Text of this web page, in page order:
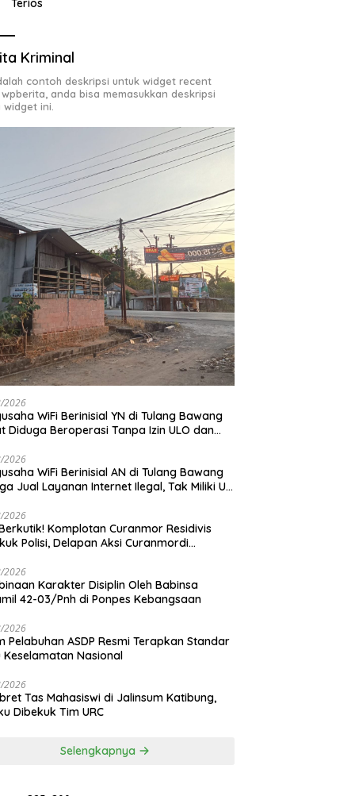
Terios
Kriminal
contoh deskripsi untuk widget recent
anda bisa memasukkan deskripsi
widget ini.
2026
WiFi Berinisial YN di Tulang Bawang
Diduga Beroperasi Tanpa Izin ULO dan
2026
WiFi Berinisial AN di Tulang Bawang
Jual Layanan Internet Ilegal, Tak Miliki Uji
2026
Komplotan Curanmor Residivis
Polisi, Delapan Aksi Curanmordi
2026
Karakter Disiplin Oleh Babinsa
42-03/Pnh di Ponpes Kebangsaan
2026
Pelabuhan ASDP Resmi Terapkan Standar
Keselamatan Nasional
2026
Tas Mahasiswi di Jalinsum Katibung,
Dibekuk Tim URC
Selengkapnya